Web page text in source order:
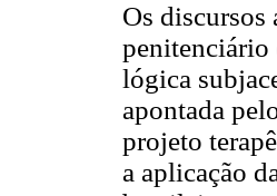
Os discursos
penitenciário
lógica
apontada
projeto
a aplicação